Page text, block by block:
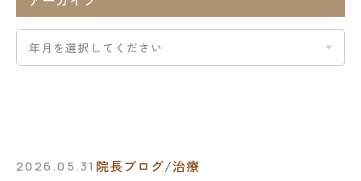
2026.05.31 院長ブログ/治療